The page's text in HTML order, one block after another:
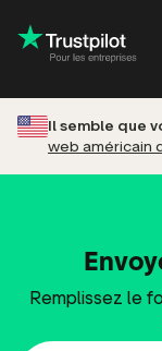
à laisser un avis
Il semble que
web américain
Remplissez le